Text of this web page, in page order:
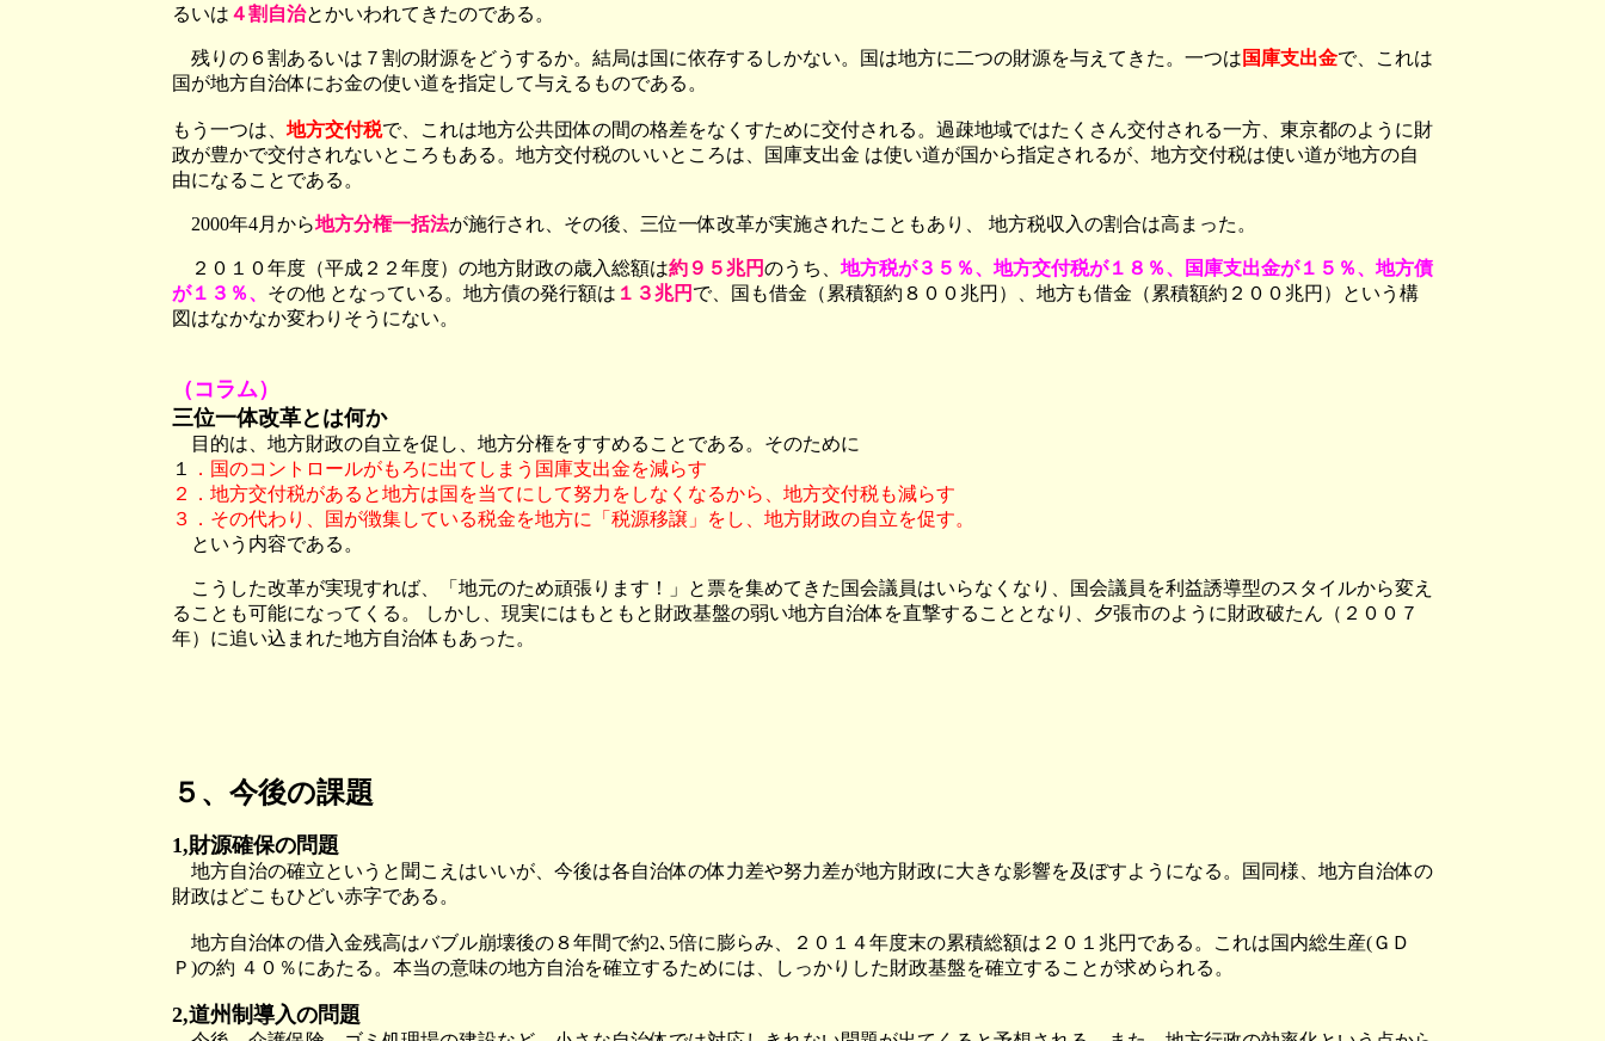
るいは ４割自治とかいわれてきたのである。
残りの６割あるいは７割の財源をどうするか。結局は国に依存するしかない。国は地方に二つの財源を与えてきた。一つは 国庫支出金で、これは
国が地方自治体にお金の使い道を指定して与えるものである。
もう一つは、 地方交付税で、これは地方公共団体の間の格差をなくすために交付される。過疎地域ではたくさん交付される一方、東京都のように財
政が豊かで交付されないところもある。地方交付税のいいところは、国庫支出金 は使い道が国から指定されるが、地方交付税は使い道が地方の自
由になることである。
2000年4月から地方分権一括法が施行され、その後、三位一体改革が実施されたこともあり、 地方税収入の割合は高まった。
２０１０年度（平成２２年度）の地方財政の歳入総額は約９５兆円のうち、 地方税が３５％、地方交付税が１８％、国庫支出金が１５％、地方債
が１３％、 その他 となっている。地方債の発行額は １３兆円 で、国も借金（累積額約８００兆円）、地方も借金（累積額約２００兆円）という構
図はなかなか変わりそうにない。
（コラム）
三位一体改革とは何か
目的は、地方財政の自立を促し、地方分権をすすめることである。そのために
１
．国のコントロールがもろに出てしまう国庫支出金を減らす
２．地方交付税があると地方は国を当てにして努力をしなくなるから、地方交付税も減らす
３．その代わり、国が徴集している税金を地方に「税源移譲」をし、地方財政の自立を促す。
という内容である。
こうした改革が実現すれば、「地元のため頑張ります！」と票を集めてきた国会議員はいらなくなり、国会議員を利益誘導型のスタイルから変え
ることも可能になってくる。 しかし、現実にはもともと財政基盤の弱い地方自治体を直撃することとなり、夕張市のように財政破たん（２００７
年）に追い込まれた地方自治体もあった。
５ 、今後の課題
1,財源確保の問題
地方自治の確立というと聞こえはいいが、今後は各自治体の体力差や努力差が地方財政に大きな影響を及ぼすようになる。国同様、地方自治体の
財政はどこもひどい赤字である。
地方自治体の借入金残高はバブル崩壊後の８年間で約2､5倍に膨らみ、２０１４年度末の累積総額は２０１兆円である。これは国内総生産(ＧＤ
Ｐ)の約 ４０％にあたる。本当の意味の地方自治を確立するためには、しっかりした財政基盤を確立することが求められる。
2,道州制導入の問題